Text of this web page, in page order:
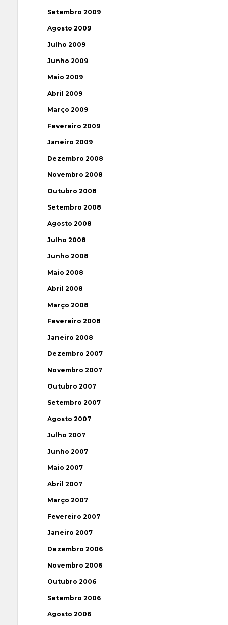
Setembro 2009
Agosto 2009
Julho 2009
Junho 2009
Maio 2009
Abril 2009
Março 2009
Fevereiro 2009
Janeiro 2009
Dezembro 2008
Novembro 2008
Outubro 2008
Setembro 2008
Agosto 2008
Julho 2008
Junho 2008
Maio 2008
Abril 2008
Março 2008
Fevereiro 2008
Janeiro 2008
Dezembro 2007
Novembro 2007
Outubro 2007
Setembro 2007
Agosto 2007
Julho 2007
Junho 2007
Maio 2007
Abril 2007
Março 2007
Fevereiro 2007
Janeiro 2007
Dezembro 2006
Novembro 2006
Outubro 2006
Setembro 2006
Agosto 2006